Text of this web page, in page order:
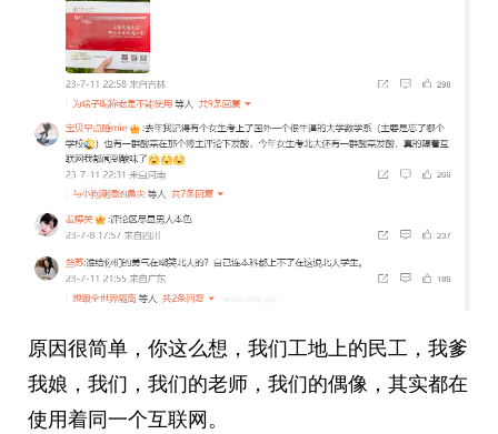
原因很简单，你这么想，我们工地上的民工，我爹
我娘，我们，我们的老师，我们的偶像，其实都在
使用着同一个互联网。